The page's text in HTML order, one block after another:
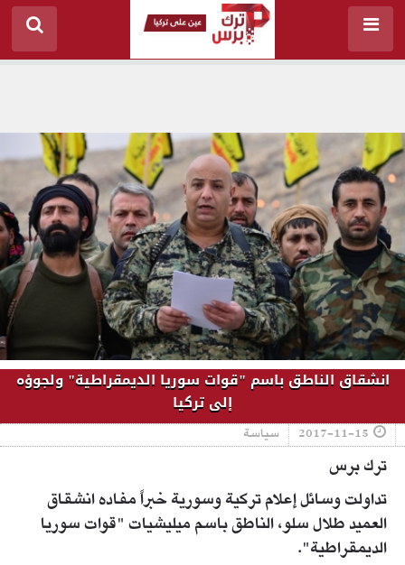
انشقاق الناطق باسم "قوات سوريا الديمقراطية" ولجوؤه
إلى تركيا
2017-11-15 سياسة
ترك برس
تداولت وسائل إعلام تركية وسورية خبراً مفاده انشقاق
العميد طلال سلو، الناطق باسم ميليشيات "قوات سوريا
الديمقراطية".